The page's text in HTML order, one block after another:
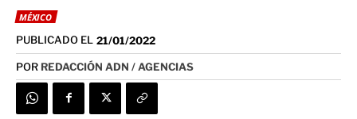
MÉXICO
PUBLICADO EL 21/01/2022
POR REDACCIÓN ADN / AGENCIAS